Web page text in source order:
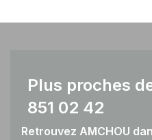
Plus proches
851 02 42
Retrouvez AMCHOU